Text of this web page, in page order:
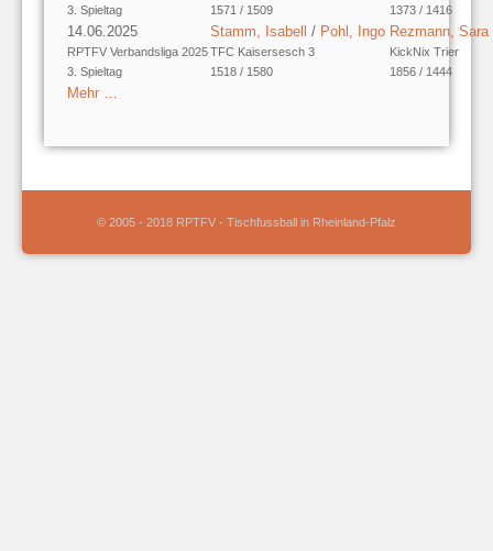
3. Spieltag
1571 / 1509
1373 / 1416
14.06.2025
RPTFV Verbandsliga 2025
3. Spieltag
Stamm, Isabell / Pohl, Ingo
TFC Kaisersesch 3
1518 / 1580
Rezmann, Sara
KickNix Trier
1856 / 1444
Mehr …
© 2005 - 2018 RPTFV - Tischfussball in Rheinland-Pfalz